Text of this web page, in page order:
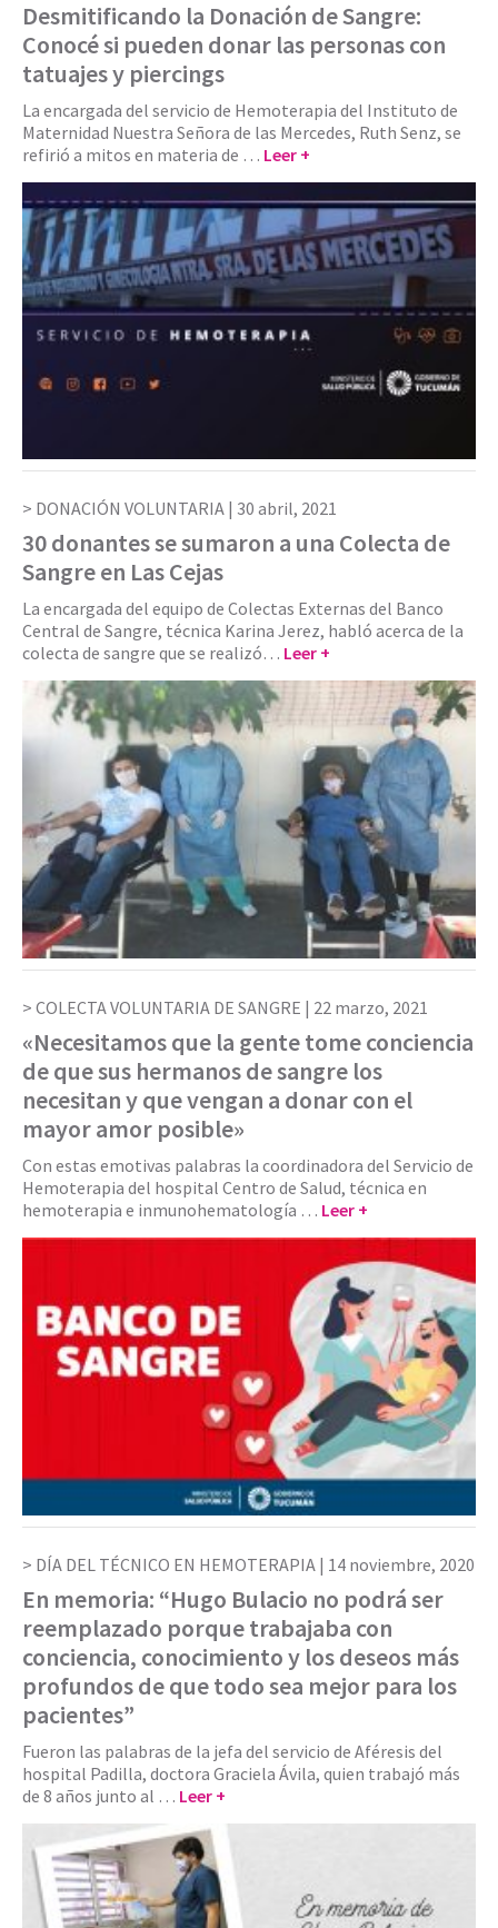
Desmitificando la Donación de Sangre:
Conocé si pueden donar las personas con
tatuajes y piercings
La encargada del servicio de Hemoterapia del Instituto de
Maternidad Nuestra Señora de las Mercedes, Ruth Senz, se
refirió a mitos en materia de … Leer +
DONACIÓN VOLUNTARIA | 30 abril, 2021
30 donantes se sumaron a una Colecta de
Sangre en Las Cejas
La encargada del equipo de Colectas Externas del Banco
Central de Sangre, técnica Karina Jerez, habló acerca de la
colecta de sangre que se realizó… Leer +
COLECTA VOLUNTARIA DE SANGRE | 22 marzo, 2021
«Necesitamos que la gente tome conciencia
de que sus hermanos de sangre los
necesitan y que vengan a donar con el
mayor amor posible»
Con estas emotivas palabras la coordinadora del Servicio de
Hemoterapia del hospital Centro de Salud, técnica en
hemoterapia e inmunohematología … Leer +
DÍA DEL TÉCNICO EN HEMOTERAPIA | 14 noviembre, 2020
En memoria: “Hugo Bulacio no podrá ser
reemplazado porque trabajaba con
conciencia, conocimiento y los deseos más
profundos de que todo sea mejor para los
pacientes”
Fueron las palabras de la jefa del servicio de Aféresis del
hospital Padilla, doctora Graciela Ávila, quien trabajó más
de 8 años junto al … Leer +